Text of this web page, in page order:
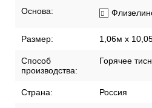
Основа:
Размер: 1,06м х
Способ
производства:
Горячее
Страна: Россия